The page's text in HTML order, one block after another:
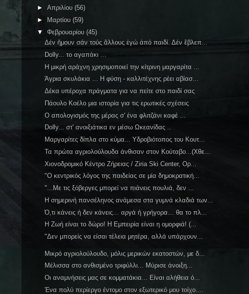
► Απριλίου (56)
►
Μαρτίου (59)
▼ Φεβρουαρίου (45)
Δέν ἤμουν σάν τούς ἄλλους ἐγώ ἀπό παιδί. Δέν ἔβλεπ...
Dolly... το αγαπάκι ...
Η μικρή αράχνη χρησιμοποιεί την κίτρινη μαργαρίτα ...
Άγρια σκυλάκια ... Η φύση - καλλιτέχνης ρέει αβίασ...
Δέκα υπέροχα πράγματα για να πείτε στο παιδί σας
Πάουλο Κοέλο μια ιστορία για τις ερωτικές σχέσεις
Ο απολογισμός της μέρας σ' ένα φλιτζάνι καφέ ...
Dolly... στ' ανοιξιάτικα εν μέσω Ωκεανίδας ..
Μαργαρίτες δίπλα στο κύμα... Υδροβιότοπος του Κουτ...
Τα πρώτα αγριολούλουδα άνθισαν στον Κούταβο...(Χθε...
Χιονοδρομικό Κέντρο Ζήρειας / Ziria Ski Center, Ορ...
"Ο κεντρικός λόγος της παιδείας σε μία δημοκρατική...
"...Με τις ξόβεργες μπορεί να πιάνεις πουλιά, δεν ...
Η σημερινή πανσέληνος ανάμεσα στα γυμνά κλαδιά των...
Ό,τι κάνεις ή δεν κάνεις… αργά ή γρήγορα… θα το πλ...
Η Ζωή είναι το δώρο! Η Εμπειρία είναι η ομορφιά! (...
"Δεν μπορείς να είσαι τέλεια μητέρα, αλλά υπάρχουν...
Μικρό αγριολούλουδο, μόλις μερικών εκατοστών, με δ...
Μέλισσα στο ανθισμένο τριφύλλι... Μύρισε άνοιξη...
Οι αναμνήσεις μας σε κομματάκια... Είναι αλήθεια ό...
Ένα πολύ περίεργο έντομο στον εξωτερικό μου τοίχο....